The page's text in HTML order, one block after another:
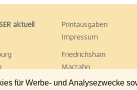
für Werbe- und Analysezwecke
aktuell Printausgaben
Impressum
Friedrichshain
Marzahn
Schöneberg